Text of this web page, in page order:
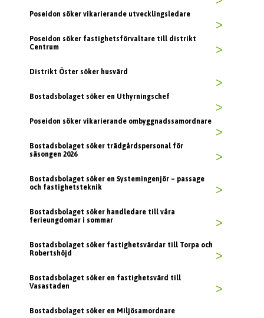
Poseidon söker vikarierande utvecklingsledare
>
Poseidon söker fastighetsförvaltare till distrikt
Centrum
>
Distrikt Öster söker husvärd
>
Bostadsbolaget söker en Uthyrningschef
>
Poseidon söker vikarierande ombyggnadssamordnare
>
Bostadsbolaget söker trädgårdspersonal för
säsongen 2026
>
Bostadsbolaget söker en Systemingenjör – passage
och fastighetsteknik
>
Bostadsbolaget söker handledare till våra
ferieungdomar i sommar
>
Bostadsbolaget söker fastighetsvärdar till Torpa och
Robertshöjd
>
Bostadsbolaget söker en fastighetsvärd till
Vasastaden
>
Bostadsbolaget söker en Miljösamordnare